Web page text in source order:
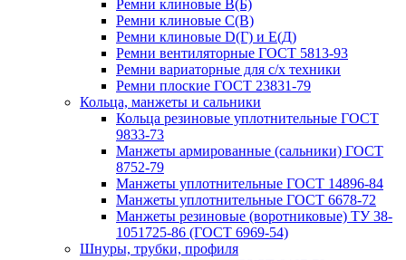
Ремни клиновые В(Б)
Ремни клиновые С(В)
Ремни клиновые D(Г) и Е(Д)
Ремни вентиляторные ГОСТ 5813-93
Ремни вариаторные для с/х техники
Ремни плоские ГОСТ 23831-79
Кольца, манжеты и сальники
Кольца резиновые уплотнительные ГОСТ
9833-73
Манжеты армированные (сальники) ГОСТ
8752-79
Манжеты уплотнительные ГОСТ 14896-84
Манжеты уплотнительные ГОСТ 6678-72
Манжеты резиновые (воротниковые) ТУ 38-
1051725-86 (ГОСТ 6969-54)
Шнуры, трубки, профиля